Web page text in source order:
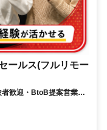
ールス(フルリモー
者歓迎・BtoB提案営業で